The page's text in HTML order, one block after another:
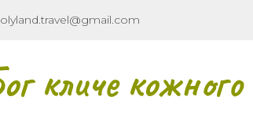
кличе кожного